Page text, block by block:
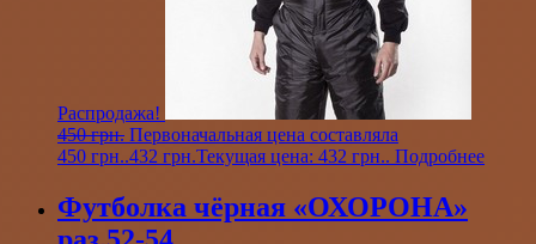
Распродажа!
450грн. Первоначальная цена составляла
450 грн..432 грн.Текущая цена: 432 грн.. Подробнее
Футболка чёрная «ОХОРОНА»